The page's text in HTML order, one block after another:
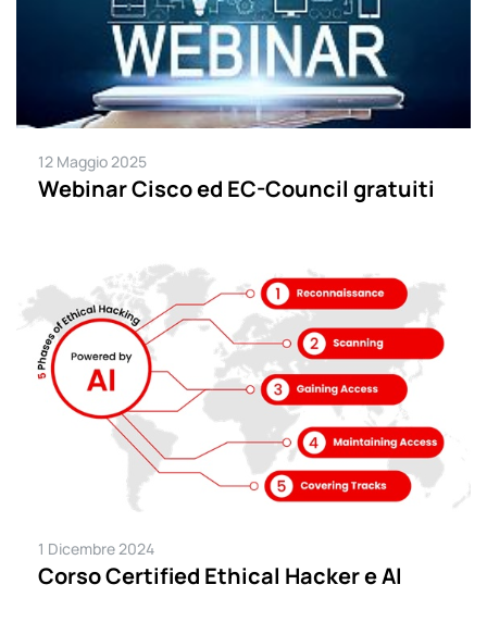
12 Maggio 2025
Webinar Cisco ed EC-Council gratuiti
1 Dicembre 2024
Corso Certified Ethical Hacker e AI